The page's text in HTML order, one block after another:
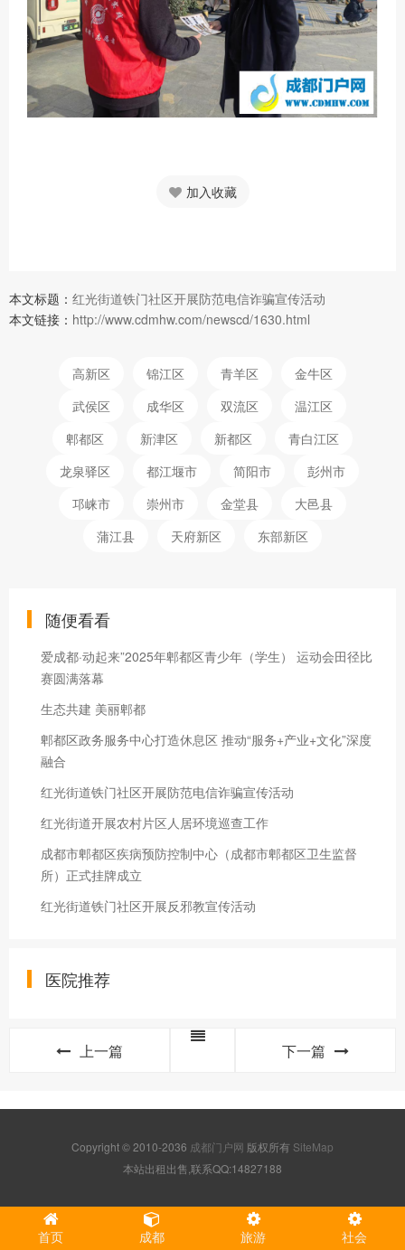
加入收藏
本文标题： 红光街道铁门社区开展防范电信诈骗宣传活动
本文链接： http://www.cdmhw.com/newscd/1630.html
高新区 锦江区 青羊区
金牛区
武侯区
成华区 双流区
温江区
郫都区
新津区 新都区
青白江区
龙泉驿区
都江堰市 简阳市
彭州市
邛崃市
崇州市 金堂县
大邑县
蒲江县
天府新区 东部新区
随便看看
爱成都·动起来”2025年郫都区青少年（学生） 运动会田径比
赛圆满落幕
生态共建 美丽郫都
郫都区政务服务中心打造休息区 推动“服务+产业+文化”深度
融合
红光街道铁门社区开展防范电信诈骗宣传活动
红光街道开展农村片区人居环境巡查工作
成都市郫都区疾病预防控制中心（成都市郫都区卫生监督
所）正式挂牌成立
红光街道铁门社区开展反邪教宣传活动
医院推荐
上一篇 下一篇
Copyright © 2010-2036 成都门户网 版权所有 SiteMap
本站出租出售,联系QQ:14827188
首页 成都 旅游 社会